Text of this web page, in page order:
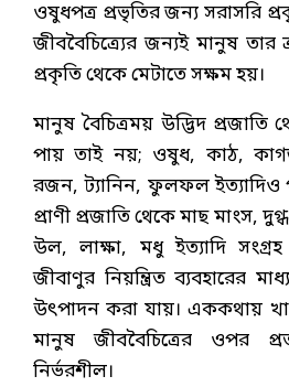
ওষুধপত্র প্রভৃতির জন্য সরাসরি
জীববৈচিত্র্যের জন্যই মানুষ তার
প্রকৃতি থেকে মেটাতে সক্ষম হয়।
মানুষ বৈচিত্রময় উদ্ভিদ প্রজাতি
পায় তাই নয়; ওষুধ, কাঠ,
রজন, ট্যানিন, ফুলফল ইত্যাদিও
প্রাণী প্রজাতি থেকে মাছ মাংস,
উল, লাক্ষা, মধু ইত্যাদি
জীবাণুর নিয়ন্ত্রিত ব্যবহারের
উৎপাদন করা যায়। এককথায়
মানুষ জীববৈচিত্রের ওপর
নির্ভরশীল।